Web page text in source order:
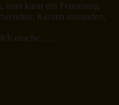
man kann ein Feuerzeug
Kerzen anzünden,
Ich rauche ….